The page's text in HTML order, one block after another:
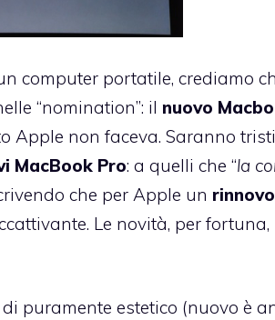
computer portatile, crediamo
“nomination”: il nuovo
Apple non faceva. Saranno
MacBook Pro: a quelli che “la
che per Apple un
Le novità, per fortuna,
puramente estetico (nuovo è